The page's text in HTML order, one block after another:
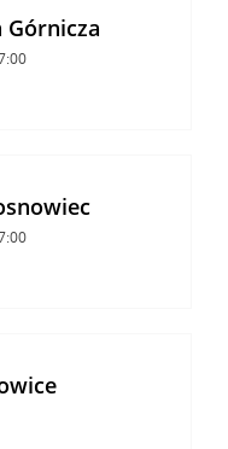
Górnicza